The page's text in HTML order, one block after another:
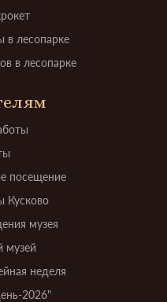
в лесопарке
в лесопарке
посещение
Кусково
музея
музей
неделя
2026"